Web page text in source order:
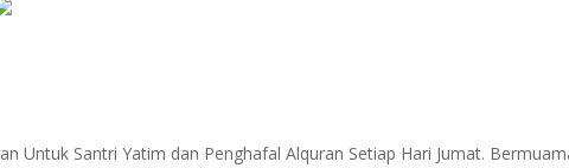
Untuk Santri Yatim dan Penghafal Alquran Setiap Hari Jumat.